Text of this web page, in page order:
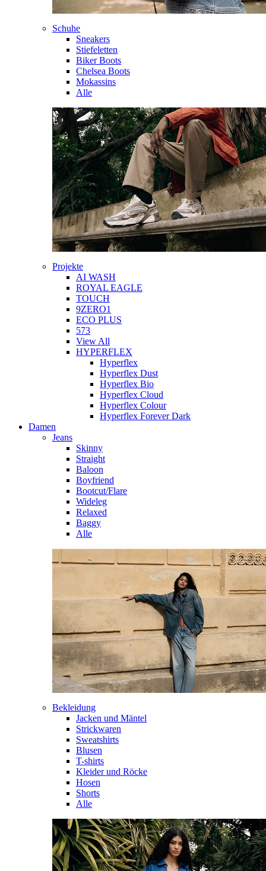
Schuhe
Sneakers
Stiefeletten
Biker Boots
Chelsea Boots
Mokassins
Alle
Projekte
AI WASH
ROYAL EAGLE
TOUCH
9ZERO1
ECO PLUS
573
View All
HYPERFLEX
Hyperflex
Hyperflex Dust
Hyperflex Bio
Hyperflex Cloud
Hyperflex Colour
Hyperflex Forever Dark
Damen
Jeans
Skinny
Straight
Baloon
Boyfriend
Bootcut/Flare
Wideleg
Relaxed
Baggy
Alle
Bekleidung
Jacken und Mäntel
Strickwaren
Sweatshirts
Blusen
T-shirts
Kleider und Röcke
Hosen
Shorts
Alle